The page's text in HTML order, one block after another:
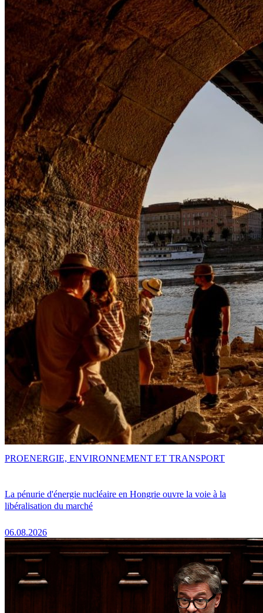
La pénurie d'énergie nucléaire en Hongrie ouvre la voie à la
libéralisation du marché
06.08.2026
PROENERGIE, ENVIRONNEMENT ET TRANSPORT